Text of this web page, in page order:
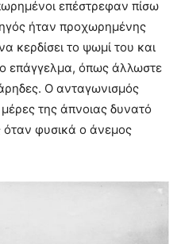
επέστρεφαν πίσω
ήταν προχωρημένης
κερδίσει το ψωμί του και
επάγγελμα, όπως άλλωστε
Ο ανταγωνισμός
της άπνοιας δυνατό
όταν φυσικά ο άνεμος